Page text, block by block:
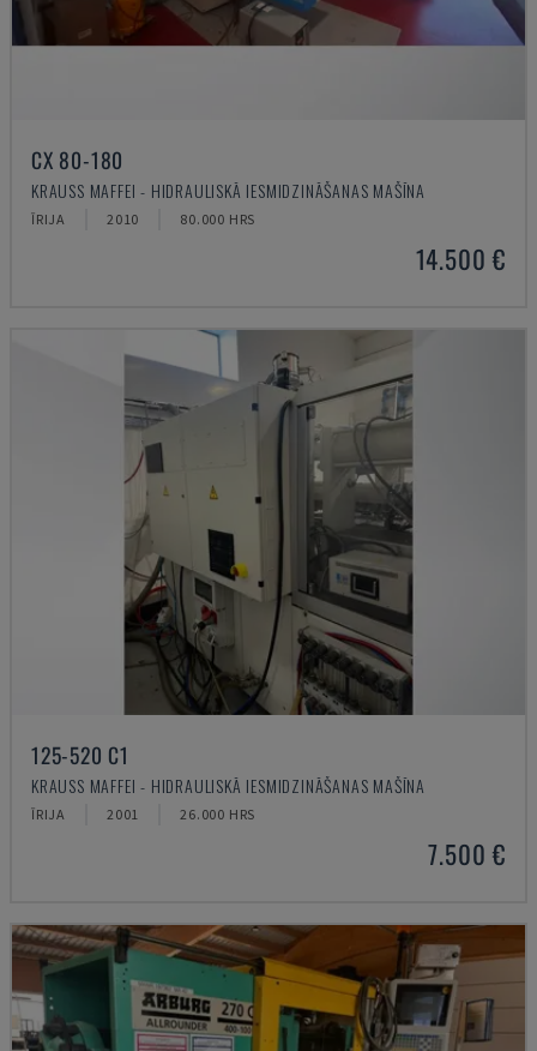
CX 80-180
KRAUSS MAFFEI - HIDRAULISKĀ IESMIDZINĀŠANAS MAŠĪNA
ĪRIJA 2010 80.000 HRS
14.500 €
125-520 C1
KRAUSS MAFFEI - HIDRAULISKĀ IESMIDZINĀŠANAS MAŠĪNA
ĪRIJA 2001 26.000 HRS
7.500 €